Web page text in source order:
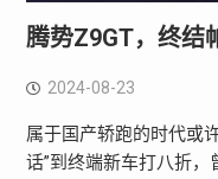
腾势Z9GT，终结
2024-08-23
属于国产轿跑的时代或
话”到终端新车打八折，